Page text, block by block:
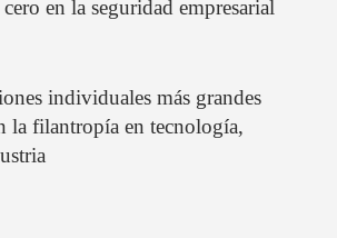
en la seguridad empresarial
individuales más grandes
la filantropía en tecnología,